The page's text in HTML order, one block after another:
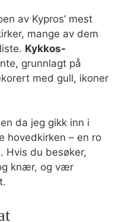
av Kypros’ mest
mange av dem
Kykkos-
grunnlagt på
med gull, ikoner
da jeg gikk inn i
hovedkirken – en ro
Hvis du besøker,
knær, og vær